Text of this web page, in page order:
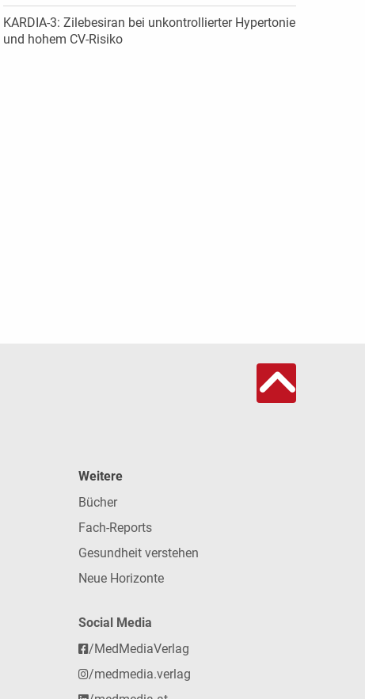
KARDIA-3: Zilebesiran bei unkontrollierter Hypertonie
und hohem CV-Risiko
Weitere
Bücher
Fach-Reports
Gesundheit verstehen
Neue Horizonte
Social Media
/MedMediaVerlag
/medmedia.verlag